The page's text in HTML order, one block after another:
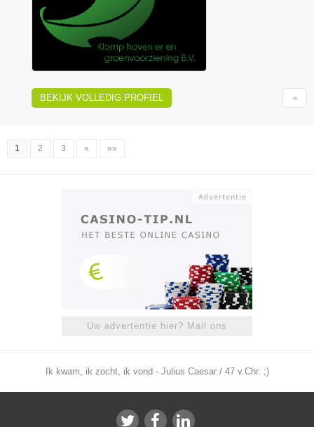
BEKIJK VOLLEDIG PROFIEL
1 2 3 » »»
Uw advertentie hier? Mail ons
Ik kwam, ik zocht, ik vond - Julius Caesar / 47 v.Chr. ;)